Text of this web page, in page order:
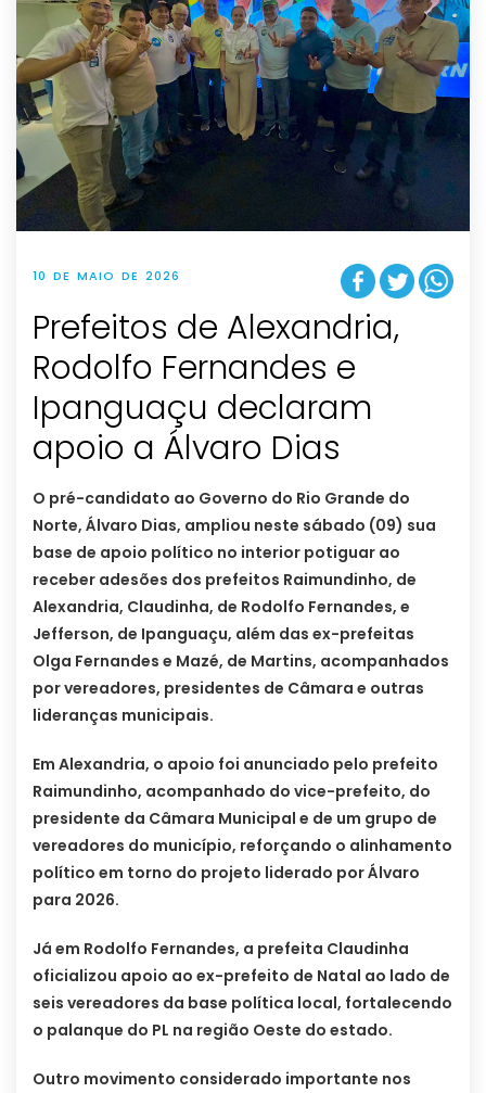
10 DE MAIO DE 2026
Prefeitos de Alexandria,
Rodolfo Fernandes e
Ipanguaçu declaram
apoio a Álvaro Dias
O pré-candidato ao Governo do Rio Grande do
Norte, Álvaro Dias, ampliou neste sábado (09) sua
base de apoio político no interior potiguar ao
receber adesões dos prefeitos Raimundinho, de
Alexandria, Claudinha, de Rodolfo Fernandes, e
Jefferson, de Ipanguaçu, além das ex-prefeitas
Olga Fernandes e Mazé, de Martins, acompanhados
por vereadores, presidentes de Câmara e outras
lideranças municipais.
Em Alexandria, o apoio foi anunciado pelo prefeito
Raimundinho, acompanhado do vice-prefeito, do
presidente da Câmara Municipal e de um grupo de
vereadores do município, reforçando o alinhamento
político em torno do projeto liderado por Álvaro
para 2026.
Já em Rodolfo Fernandes, a prefeita Claudinha
oficializou apoio ao ex-prefeito de Natal ao lado de
seis vereadores da base política local, fortalecendo
o palanque do PL na região Oeste do estado.
Outro movimento considerado importante nos